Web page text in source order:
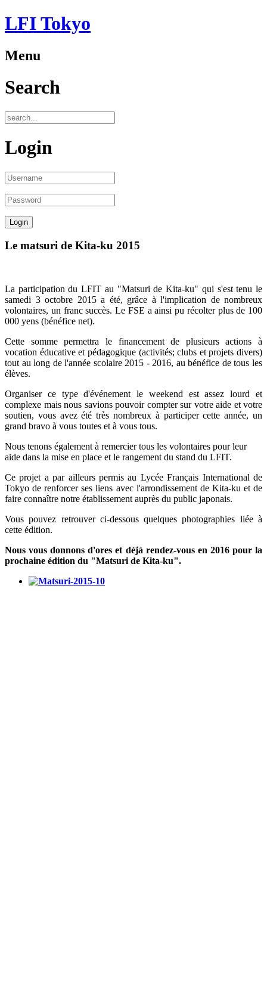
LFI Tokyo
Menu
Search
Login
Le matsuri de Kita-ku 2015
La participation du LFIT au "Matsuri de Kita-ku" qui s'est tenu le
samedi 3 octobre 2015 a été, grâce à l'implication de nombreux
volontaires, un franc succès. Le FSE a ainsi pu récolter plus de 100
000 yens (bénéfice net).
Cette somme permettra le financement de plusieurs actions à
vocation éducative et pédagogique (activités; clubs et projets divers)
tout au long de l'année scolaire 2015 - 2016, au bénéfice de tous les
élèves.
Organiser ce type d'événement le weekend est assez lourd et
complexe mais nous savions pouvoir compter sur votre aide et votre
soutien, vous avez été très nombreux à participer cette année, un
grand bravo à vous toutes et à vous tous.
Nous tenons également à remercier tous les volontaires pour leur
aide dans la mise en place et le rangement du stand du LFIT.
Ce projet a par ailleurs permis au Lycée Français International de
Tokyo de renforcer ses liens avec l'arrondissement de Kita-ku et de
faire connaître notre établissement auprès du public japonais.
Vous pouvez retrouver ci-dessous quelques photographies liée à
cette édition.
Nous vous donnons d'ores et déjà rendez-vous en 2016 pour la
prochaine édition du "Matsuri de Kita-ku".